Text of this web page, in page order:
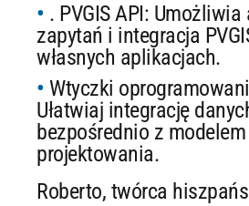
. PVGIS API:
zapytań i integracja
własnych aplikacjach.
Wtyczki
Ułatwiaj integrację
bezpośrednio z modelem
projektowania.
Roberto, twórca